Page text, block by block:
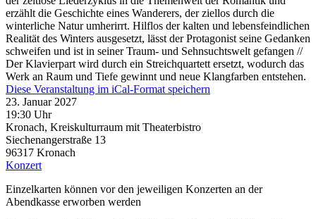
erzählt die Geschichte eines Wanderers, der ziellos durch die
winterliche Natur umherirrt. Hilflos der kalten und lebensfeindlichen
Realität des Winters ausgesetzt, lässt der Protagonist seine Gedanken
schweifen und ist in seiner Traum- und Sehnsuchtswelt gefangen //
Der Klavierpart wird durch ein Streichquartett ersetzt, wodurch das
Werk an Raum und Tiefe gewinnt und neue Klangfarben entstehen.
Diese Veranstaltung im iCal-Format speichern
23. Januar 2027
19:30 Uhr
Kronach, Kreiskulturraum mit Theaterbistro
Siechenangerstraße 13
96317 Kronach
Konzert
Einzelkarten können vor den jeweiligen Konzerten an der
Abendkasse erworben werden